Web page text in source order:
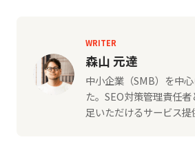
WRITER
森山 元達
中小企業（SMB）を中
た。SEO対策管理責任
足いただけるサービス